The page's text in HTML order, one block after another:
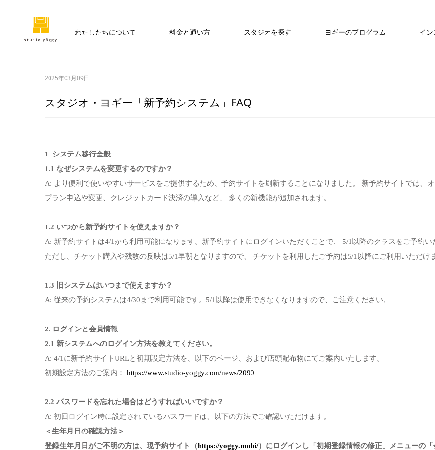
わたしたちについて 料金と通い方 スタジオを探す ヨギーのプログラム イ
2025年03月09日
スタジオ・ヨギー「新予約システム」FAQ
1. システム移行全般
1.1 なぜシステムを変更するのですか？
A: より便利で使いやすいサービスをご提供するため、予約サイトを刷新することになりました。 新予約サイトでは、
プラン申込や変更、クレジットカード決済の導入など、 多くの新機能が追加されます。
1.2 いつから新予約サイトを使えますか？
A: 新予約サイトは4/1から利用可能になります。新予約サイトにログインいただくことで、 5/1以降のクラスをご予約い
ただし、チケット購入や残数の反映は5/1早朝となりますので、 チケットを利用したご予約は5/1以降にご利用いただけ
1.3 旧システムはいつまで使えますか？
A: 従来の予約システムは4/30まで利用可能です。5/1以降は使用できなくなりますので、ご注意ください。
2. ログインと会員情報
2.1 新システムへのログイン方法を教えてください。
A: 4/1に新予約サイトURLと初期設定方法を、以下のページ、および店頭配布物にてご案内いたします。
初期設定方法のご案内： https://www.studio-yoggy.com/news/2090
2.2 パスワードを忘れた場合はどうすればいいですか？
A: 初回ログイン時に設定されているパスワードは、以下の方法でご確認いただけます。
＜生年月日の確認方法＞
登録生年月日がご不明の方は、現予約サイト（https://yoggy.mobi/）にログインし「初期登録情報の修正」メニューの「